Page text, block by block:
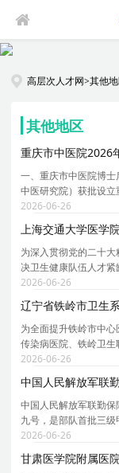
高层次人才网>其他
其他地区
重庆市中医院2026
一、重庆市中医院博
中医研究院）获批设
力资源和社会保障部、
后科研工作站。2020
2026-06-26
为深入贯彻党的二十
决卫生健康队伍人才
实施办法》（ 琼人社
才引智事业单位公开招
2026-06-26
辽宁省铁岭市卫生
为全面提升铁岭市中
传染病医院、铁岭卫
技术水平、服务质量以
务院652号令）、《关
2026-06-26
中国人民解放军联勤
九号，是部队首批三
医院。 现展开科室40
胸外、神经内外、泌尿
2026-06-26